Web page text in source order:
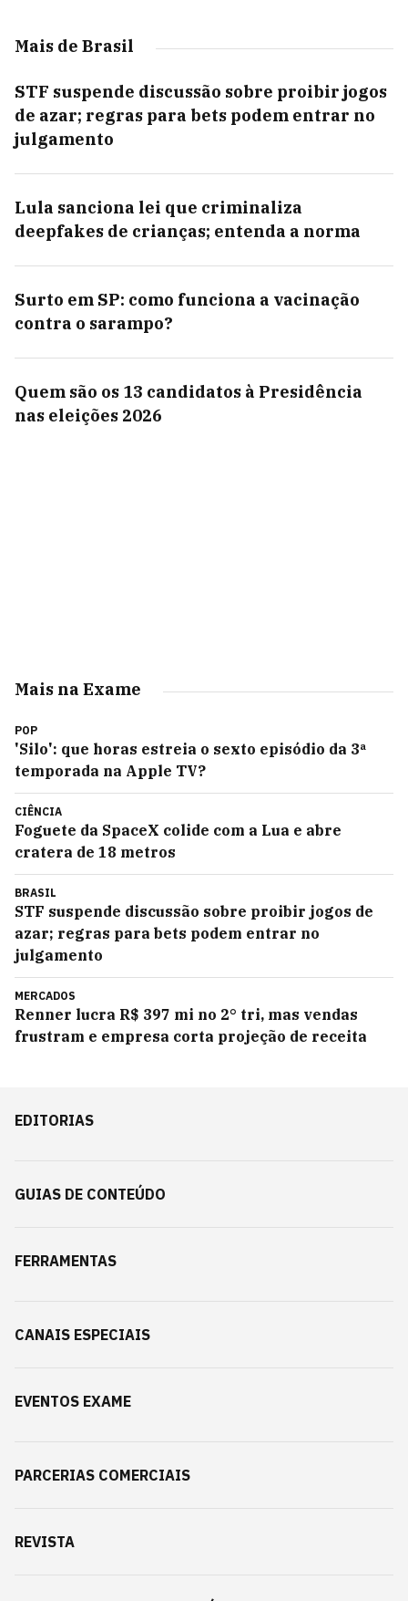
Mais de Brasil
STF suspende discussão sobre proibir jogos
de azar; regras para bets podem entrar no
julgamento
Lula sanciona lei que criminaliza
deepfakes de crianças; entenda a norma
Surto em SP: como funciona a vacinação
contra o sarampo?
Quem são os 13 candidatos à Presidência
nas eleições 2026
Mais na Exame
POP
'Silo': que horas estreia o sexto episódio da 3ª
temporada na Apple TV?
CIÊNCIA
Foguete da SpaceX colide com a Lua e abre
cratera de 18 metros
BRASIL
STF suspende discussão sobre proibir jogos de
azar; regras para bets podem entrar no
julgamento
MERCADOS
Renner lucra R$ 397 mi no 2° tri, mas vendas
frustram e empresa corta projeção de receita
EDITORIAS
GUIAS DE CONTEÚDO
FERRAMENTAS
CANAIS ESPECIAIS
EVENTOS EXAME
PARCERIAS COMERCIAIS
REVISTA